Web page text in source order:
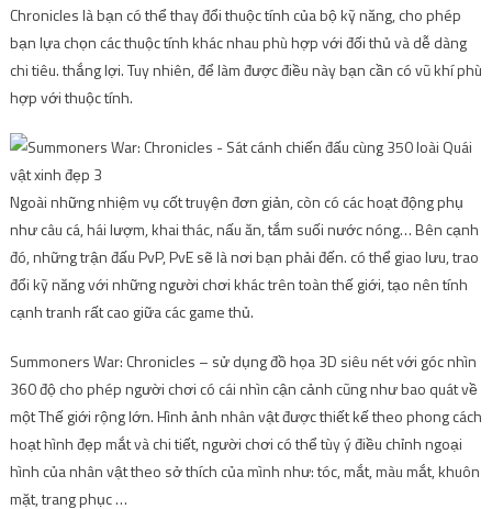
Chronicles là bạn có thể thay đổi thuộc tính của bộ kỹ năng, cho phép
bạn lựa chọn các thuộc tính khác nhau phù hợp với đối thủ và dễ dàng
chi tiêu. thắng lợi. Tuy nhiên, để làm được điều này bạn cần có vũ khí phù
hợp với thuộc tính.
Ngoài những nhiệm vụ cốt truyện đơn giản, còn có các hoạt động phụ
như câu cá, hái lượm, khai thác, nấu ăn, tắm suối nước nóng… Bên cạnh
đó, những trận đấu PvP, PvE sẽ là nơi bạn phải đến. có thể giao lưu, trao
đổi kỹ năng với những người chơi khác trên toàn thế giới, tạo nên tính
cạnh tranh rất cao giữa các game thủ.
Summoners War: Chronicles – sử dụng đồ họa 3D siêu nét với góc nhìn
360 độ cho phép người chơi có cái nhìn cận cảnh cũng như bao quát về
một Thế giới rộng lớn. Hình ảnh nhân vật được thiết kế theo phong cách
hoạt hình đẹp mắt và chi tiết, người chơi có thể tùy ý điều chỉnh ngoại
hình của nhân vật theo sở thích của mình như: tóc, mắt, màu mắt, khuôn
mặt, trang phục …